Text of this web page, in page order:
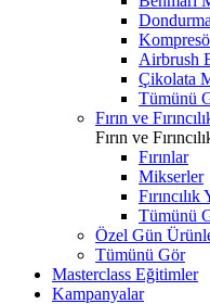
Airbrush
Çikolata
Tümünü
Fırın ve
Fırın ve
Fırınlar
Mikserler
Tümünü
Özel Gün
Tümünü Gör
Masterclass Eğitimler
Kampanyalar